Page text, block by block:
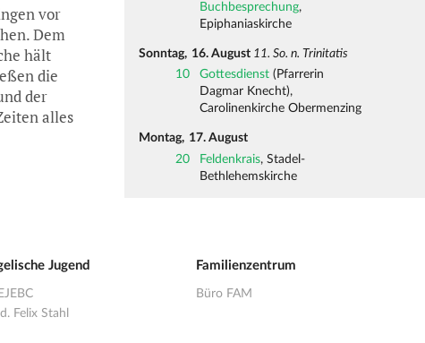
vor
Dem
hält
die
der
alles
Buchbesprechung,
Epiphaniaskirche
Sonntag, 16. August 11. So. n. Trinitatis
10
Gottesdienst (Pfarrerin
Dagmar Knecht),
Carolinenkirche Obermenzing
Montag, 17. August
20
Feldenkrais, Stadel-
Bethlehemskirche
Jugend
Felix Stahl
Familienzentrum
Büro FAM